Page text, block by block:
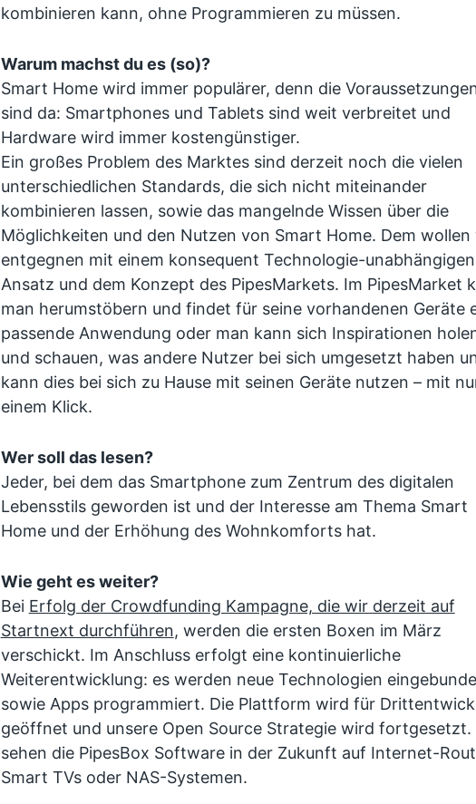
kombinieren kann, ohne Programmieren zu müssen.
Warum machst du es (so)?
Smart Home wird immer populärer, denn die
sind da: Smartphones und Tablets sind weit verbreitet und
Hardware wird immer kostengünstiger.
Ein großes Problem des Marktes sind derzeit noch die vielen
unterschiedlichen Standards, die sich nicht miteinander
kombinieren lassen, sowie das mangelnde Wissen über die
Möglichkeiten und den Nutzen von Smart Home. Dem wollen
entgegnen mit einem konsequent Technologie-unabhängigen
Ansatz und dem Konzept des PipesMarkets. Im PipesMarket
man herumstöbern und findet für seine vorhandenen Geräte
passende Anwendung oder man kann sich Inspirationen
und schauen, was andere Nutzer bei sich umgesetzt haben
kann dies bei sich zu Hause mit seinen Geräte nutzen – mit
einem Klick.
Wer soll das lesen?
Jeder, bei dem das Smartphone zum Zentrum des digitalen
Lebensstils geworden ist und der Interesse am Thema Smart
Home und der Erhöhung des Wohnkomforts hat.
Wie geht es weiter?
Bei Erfolg der Crowdfunding Kampagne, die wir derzeit auf
Startnext durchführen, werden die ersten Boxen im März
verschickt. Im Anschluss erfolgt eine kontinuierliche
Weiterentwicklung: es werden neue Technologien
sowie Apps programmiert. Die Plattform wird für
geöffnet und unsere Open Source Strategie wird fortgesetzt.
sehen die PipesBox Software in der Zukunft auf Internet-
Smart TVs oder NAS-Systemen.